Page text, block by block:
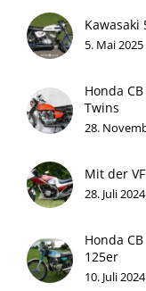
Kawasaki
5. Mai 2025
Honda
Twins
28.
Mit der
28. Juli 2024
Honda
125er
10. Juli 2024